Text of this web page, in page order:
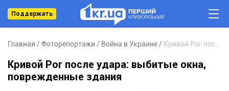
Поддержать
Главная Фоторепортажи Война в Украине
Кривой Рог после удара: выбитые окна,
поврежденные здания